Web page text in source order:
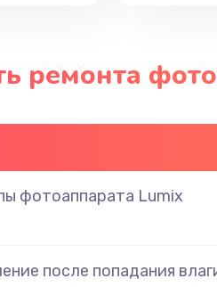
ремонта
фотоаппарата Lumix
после попадания